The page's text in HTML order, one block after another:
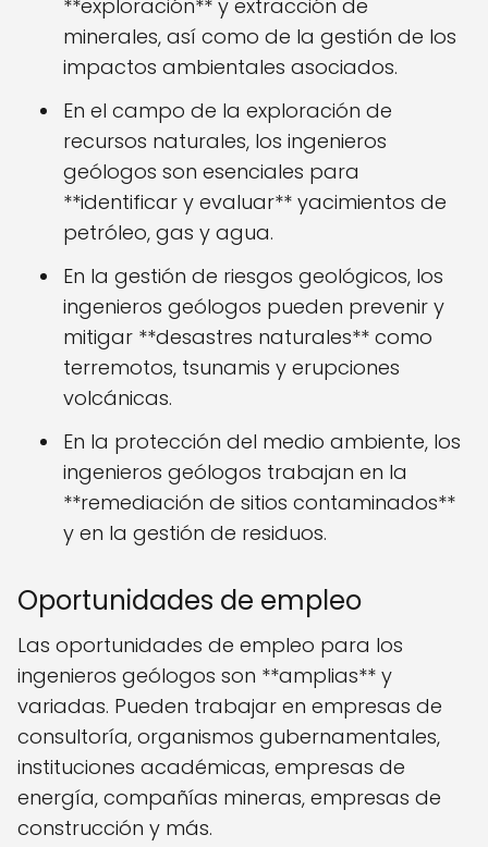
**exploración** y extracción de
minerales, así como de la gestión de los
impactos ambientales asociados.
En el campo de la exploración de
recursos naturales, los ingenieros
geólogos son esenciales para
**identificar y evaluar** yacimientos de
petróleo, gas y agua.
En la gestión de riesgos geológicos, los
ingenieros geólogos pueden prevenir y
mitigar **desastres naturales** como
terremotos, tsunamis y erupciones
volcánicas.
En la protección del medio ambiente, los
ingenieros geólogos trabajan en la
**remediación de sitios contaminados**
y en la gestión de residuos.
Oportunidades de empleo
Las oportunidades de empleo para los
ingenieros geólogos son **amplias** y
variadas. Pueden trabajar en empresas de
consultoría, organismos gubernamentales,
instituciones académicas, empresas de
energía, compañías mineras, empresas de
construcción y más.